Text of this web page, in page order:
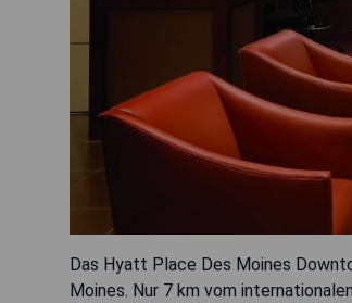
Das Hyatt Place Des Moines
Moines. Nur 7 km vom